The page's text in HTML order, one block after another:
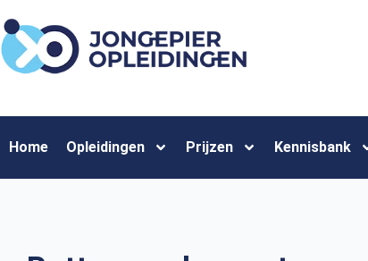
Home Opleidingen Prijzen Kennisbank